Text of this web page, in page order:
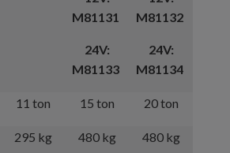
M81131
24V:
M81133
M81132
24V:
M81134
11 ton 15 ton 20 ton
295 kg 480 kg 480 kg